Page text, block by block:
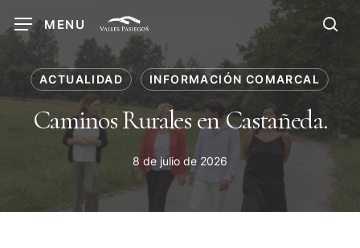
to
content
MENU
ACTUALIDAD INFORMACIÓN COMARCAL
Caminos Rurales en Castañeda.
8 de julio de 2026